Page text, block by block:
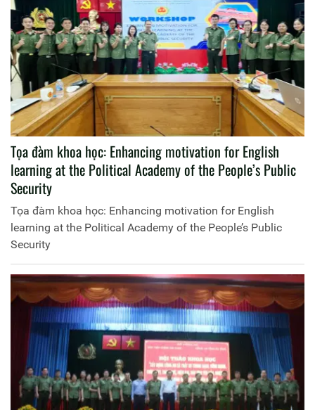
Tọa đàm khoa học: Enhancing motivation for English
learning at the Political Academy of the People’s Public
Security
Tọa đàm khoa học: Enhancing motivation for English
learning at the Political Academy of the People’s Public
Security